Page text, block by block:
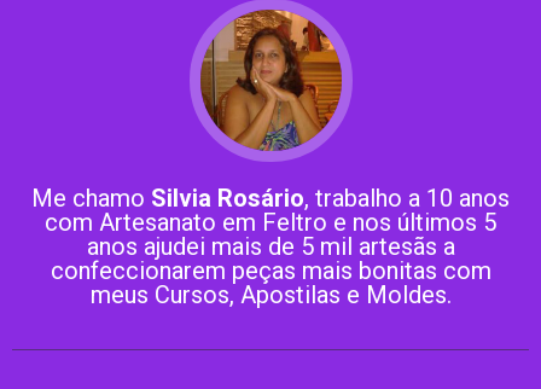
Me chamo Silvia Rosário, trabalho a 10 anos
com Artesanato em Feltro e nos últimos 5
anos ajudei mais de 5 mil artesãs a
confeccionarem peças mais bonitas com
meus Cursos, Apostilas e Moldes.